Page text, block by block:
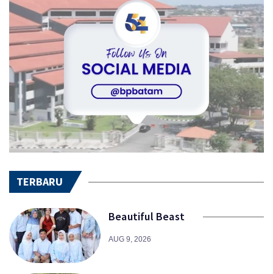
TERBARU
Beautiful Beast
AUG 9, 2026